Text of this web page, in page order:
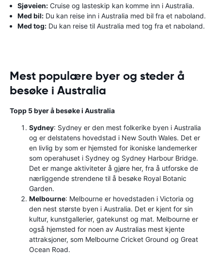
Sjøveien: Cruise og lasteskip kan komme inn i Australia.
Med bil: Du kan reise inn i Australia med bil fra et naboland.
Med tog: Du kan reise til Australia med tog fra et naboland.
Mest populære byer og steder å
besøke i Australia
Topp 5 byer å besøke i Australia
Sydney: Sydney er den mest folkerike byen i Australia
og er delstatens hovedstad i New South Wales. Det er
en livlig by som er hjemsted for ikoniske landemerker
som operahuset i Sydney og Sydney Harbour Bridge.
Det er mange aktiviteter å gjøre her, fra å utforske de
nærliggende strendene til å besøke Royal Botanic
Garden.
Melbourne: Melbourne er hovedstaden i Victoria og
den nest største byen i Australia. Det er kjent for sin
kultur, kunstgallerier, gatekunst og mat. Melbourne er
også hjemsted for noen av Australias mest kjente
attraksjoner, som Melbourne Cricket Ground og Great
Ocean Road.